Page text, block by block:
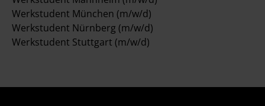
Werkstudent München (m/w/d)
Werkstudent Nürnberg (m/w/d)
Werkstudent Stuttgart (m/w/d)